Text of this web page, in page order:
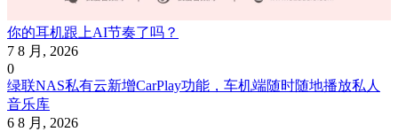
你的耳机跟上AI节奏了吗？
7 8 月, 2026
0
绿联NAS私有云新增CarPlay功能，车机端随时随地播放私人
音乐库
6 8 月, 2026